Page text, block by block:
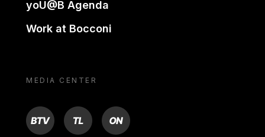
yoU@B Agenda
Work at Bocconi
MEDIA CENTER
BTV TL ON